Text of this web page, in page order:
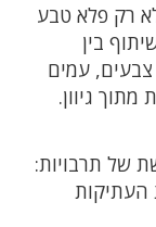
רק פלא טבע
בין
עמים
גיוון.
של תרבויות:
העתיקות